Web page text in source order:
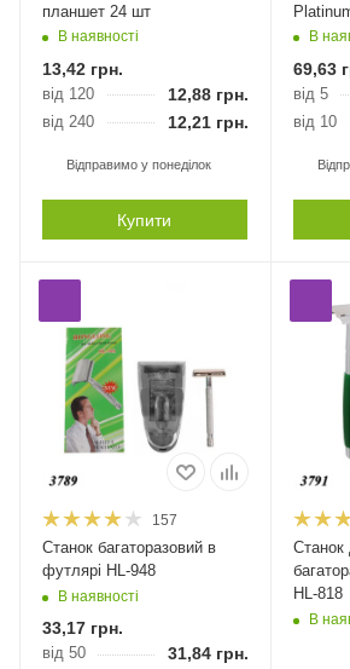
планшет 24 шт
В наявності
13,42 грн.
від 120 12,88 грн.
від 240 12,21 грн.
Відправимо у понеділок
Купити
В
69,63
від 5
від 10
157
Станок багаторазовий в
футлярі HL-948
В наявності
33,17 грн.
від 50 31,84 грн.
Станок
HL-818
В